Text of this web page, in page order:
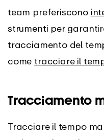
team preferiscono
strumenti per
tracciamento del
come tracciare il
Tracciamento
Tracciare il tempo